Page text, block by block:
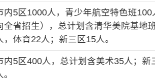
内5区1000人，青少年航空特色班100
全省招生），总计划含清华美院基地
，体育22人；新三区15人。
内5区400人，总计划含美术35人；新
。